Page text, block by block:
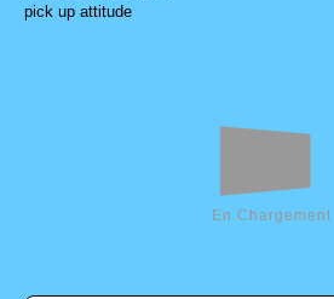
pick up attitude
En Chargement